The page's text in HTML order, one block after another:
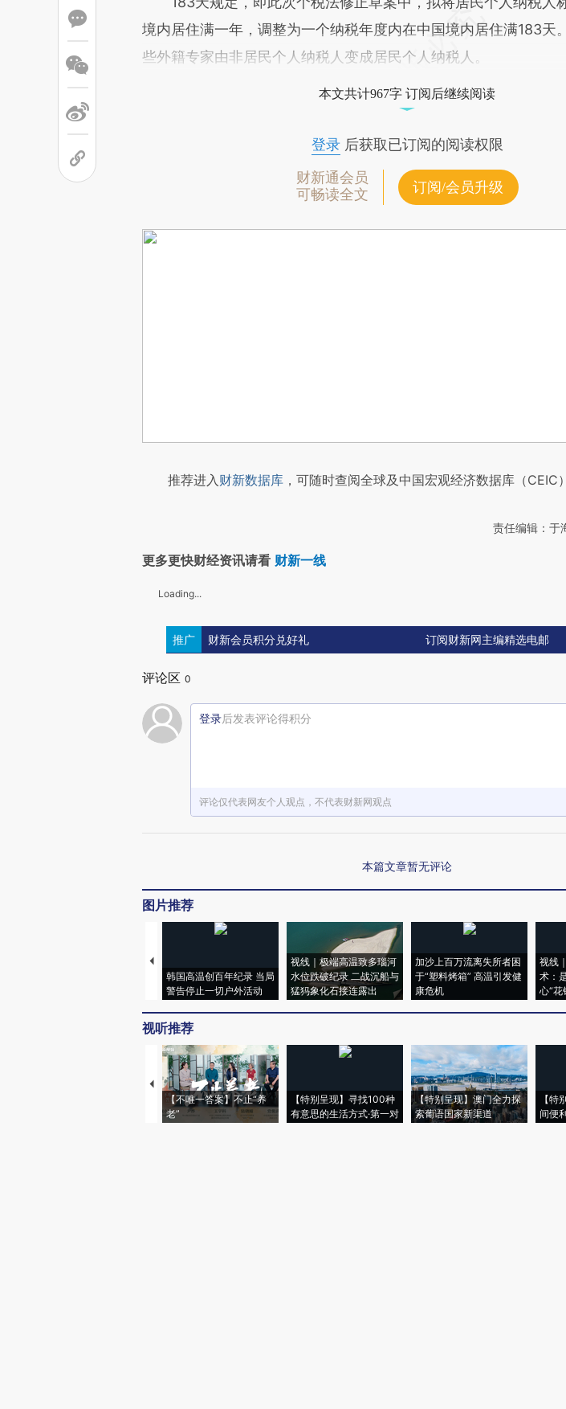
境内居住满一年，调整为一个纳税年度内在中国境内居住满183天
些外籍专家由非居民个人纳税人变成居民个人纳税人。
本文共计967字 订阅后继续阅读
登录后获取已订阅的阅读权限
财新通会员
可畅读全文
订阅/会员升级
推荐进入财新数据库 ，可随时查阅全球及中国宏观经济数据库（CEIC
责任编辑：于
更多更快财经资讯请看 财新一线
Loading...
推广 财新会员积分兑好礼 订阅财新网主编精选电邮
评论区 0
登录后发表评论得积分
评论仅代表网友个人观点，不代表财新网观点
本篇文章暂无评论
图片推荐
韩国高温创百年纪录 当局
警告停止一切户外活动
视线｜极端高温致多瑙河
水位跌破纪录 二战沉船与
猛犸象化石接连露出
加沙上百万流离失所者困
于“塑料烤箱” 高温引发健
康危机
视线
术：
心“花
视听推荐
【不唯一答案】不止“养
老”
【特别呈现】寻找100种
有意思的生活方式·第一对
【特别呈现】澳门全力探
索葡语国家新渠道
【特
间便